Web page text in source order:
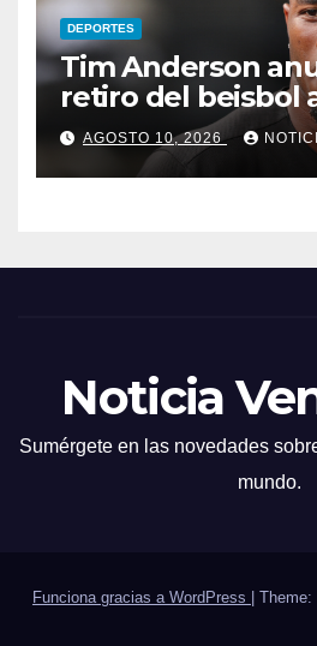
DEPORTES
Tim Anderson
retiro del beisbol
años
AGOSTO 10, 2026
Noticia
Sumérgete en las novedades
mundo.
Funciona gracias a WordPress Theme: